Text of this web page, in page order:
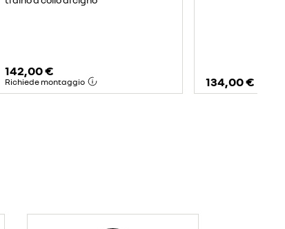
142,00 €
Richiede montaggio 134,00 €